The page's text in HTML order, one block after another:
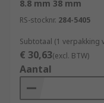
8.8 mm 38 mm
RS-stocknr. 284-5405
Subtotaal (1 verpakking
€ 30,63(excl. BTW)
Aantal